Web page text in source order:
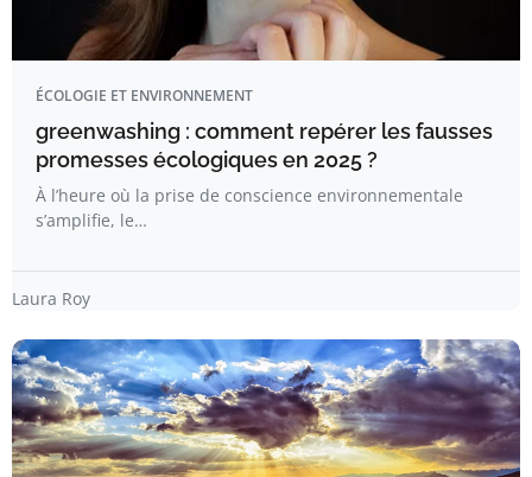
ÉCOLOGIE ET ENVIRONNEMENT
greenwashing : comment repérer les fausses
promesses écologiques en 2025 ?
À l’heure où la prise de conscience environnementale
s’amplifie, le…
Laura Roy